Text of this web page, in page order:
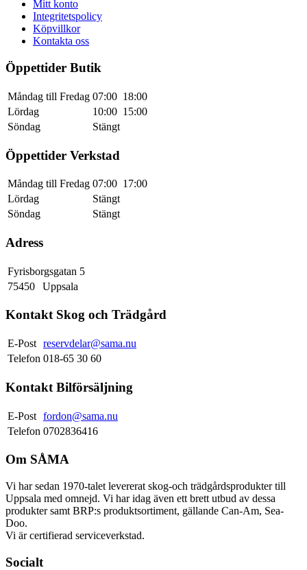
Mitt konto
Integritetspolicy
Köpvillkor
Kontakta oss
Öppettider Butik
Måndag till Fredag 07:00 18:00
Lördag
10:00 15:00
Söndag
Stängt
Öppettider Verkstad
Måndag till Fredag 07:00 17:00
Lördag
Stängt
Söndag
Stängt
Adress
Fyrisborgsgatan 5
75450
Uppsala
Kontakt Skog och Trädgård
E-Post reservdelar@sama.nu
Telefon 018-65 30 60
Kontakt Bilförsäljning
E-Post fordon@sama.nu
Telefon 0702836416
Om SÅMA
Vi har sedan 1970-talet levererat skog-och trädgårdsprodukter till
Uppsala med omnejd. Vi har idag även ett brett utbud av dessa
produkter samt BRP:s produktsortiment, gällande Can-Am, Sea-
Doo.
Vi är certifierad serviceverkstad.
Socialt